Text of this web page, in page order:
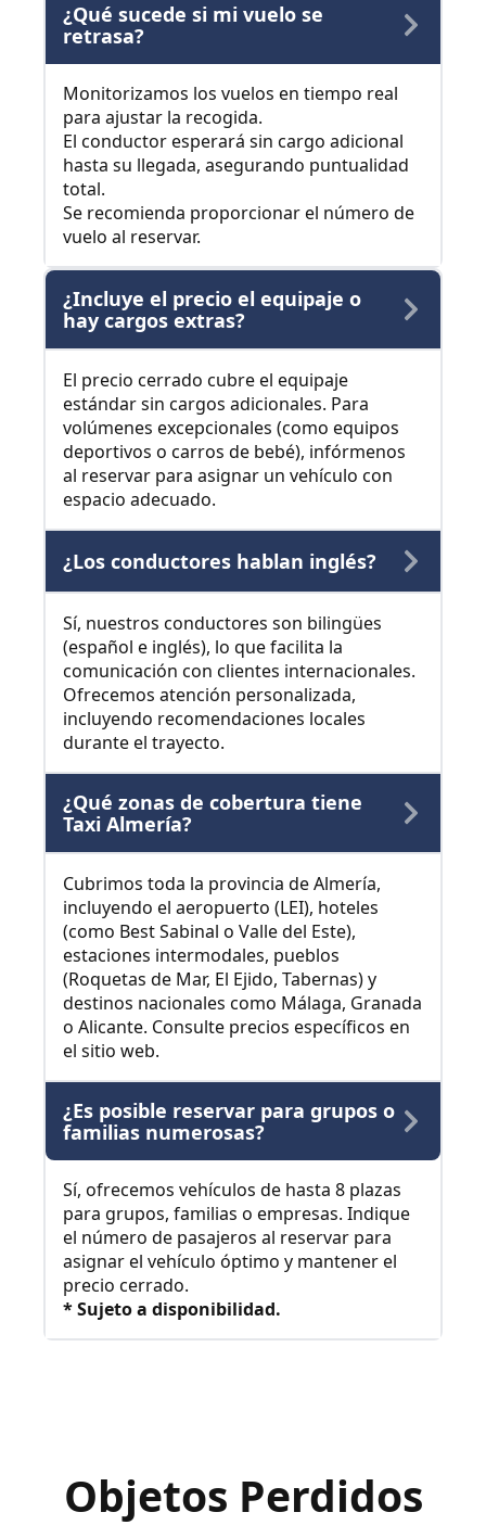
¿Qué sucede si mi vuelo se
retrasa?
Monitorizamos los vuelos en tiempo real
para ajustar la recogida.
El conductor esperará sin cargo adicional
hasta su llegada, asegurando puntualidad
total.
Se recomienda proporcionar el número de
vuelo al reservar.
¿Incluye el precio el equipaje o
hay cargos extras?
El precio cerrado cubre el equipaje
estándar sin cargos adicionales. Para
volúmenes excepcionales (como equipos
deportivos o carros de bebé), infórmenos
al reservar para asignar un vehículo con
espacio adecuado.
¿Los conductores hablan inglés?
Sí, nuestros conductores son bilingües
(español e inglés), lo que facilita la
comunicación con clientes internacionales.
Ofrecemos atención personalizada,
incluyendo recomendaciones locales
durante el trayecto.
¿Qué zonas de cobertura tiene
Taxi Almería?
Cubrimos toda la provincia de Almería,
incluyendo el aeropuerto (LEI), hoteles
(como Best Sabinal o Valle del Este),
estaciones intermodales, pueblos
(Roquetas de Mar, El Ejido, Tabernas) y
destinos nacionales como Málaga, Granada
o Alicante. Consulte precios específicos en
el sitio web.
¿Es posible reservar para grupos o
familias numerosas?
Sí, ofrecemos vehículos de hasta 8 plazas
para grupos, familias o empresas. Indique
el número de pasajeros al reservar para
asignar el vehículo óptimo y mantener el
precio cerrado.
* Sujeto a disponibilidad.
Objetos Perdidos